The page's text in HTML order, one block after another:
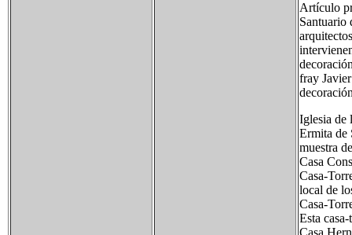
Artículo
Santuario
fray
Iglesia de
Ermita de
muestra
Casa
Casa-
local de
Casa-
Esta
Casa